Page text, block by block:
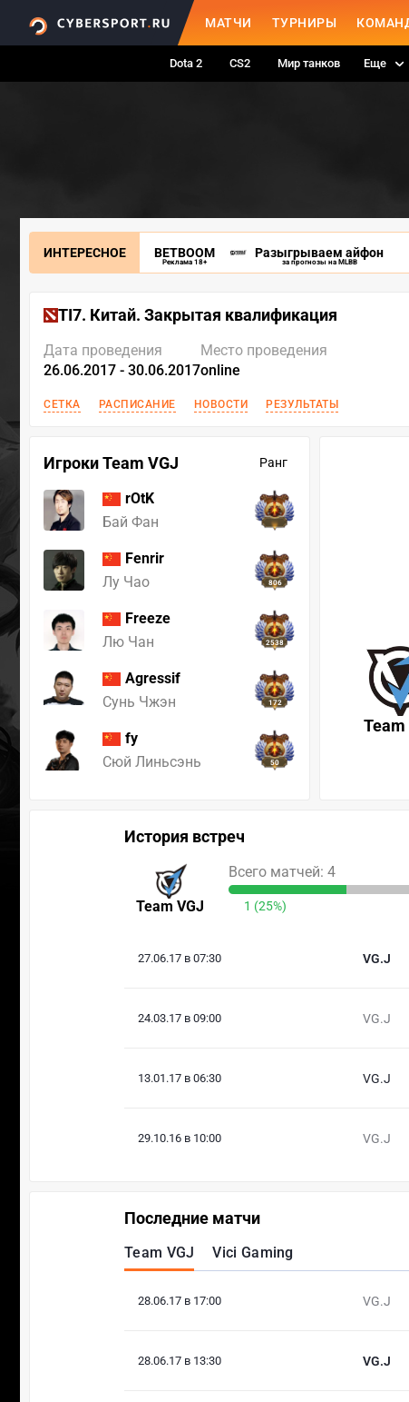
МАТЧИ ТУРНИРЫ
Dota 2 CS2 Мир танков Еще
ИНТЕРЕСНОЕ BETBOOM
Реклама 18+
Разыгрываем айфон
за прогнозы на MLBB
TI7. Китай. Закрытая квалификация
Дата проведения
26.06.2017 - 30.06.2017
Место проведения
online
СЕТКА РАСПИСАНИЕ НОВОСТИ РЕЗУЛЬТАТЫ
Игроки Team VGJ Ранг
rOtK
Бай Фан
Fenrir
Лу Чао
806
Freeze
Лю Чан
2538
Agressif
Сунь Чжэн
172
fy
Сюй Линьсэнь
50
Team
История встреч
Team VGJ
Всего матчей: 4
1 (25%)
27.06.17 в 07:30 VG.J
24.03.17 в 09:00 VG.J
13.01.17 в 06:30 VG.J
29.10.16 в 10:00 VG.J
Последние матчи
Team VGJ Vici Gaming
28.06.17 в 17:00 VG.J
28.06.17 в 13:30 VG.J